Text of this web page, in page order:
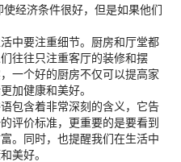
经济条件很好，但是如果他们
中要注重细节。厨房和厅堂都
往往只注重客厅的装修和摆
一个好的厨房不仅可以提高家
加健康和美好。
包含着非常深刻的含义，它告
评价标准，更重要的是要看到
。同时，也提醒我们在生活中
美好。